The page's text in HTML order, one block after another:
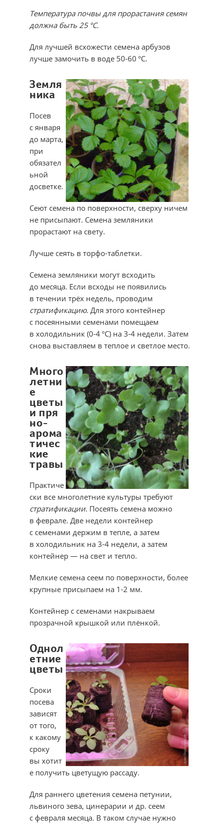
Температура почвы для прорастания семян
должна быть 25°С.
Для лучшей всхожести семена арбузов
лучше замочить в воде 50-60 °С.
Земля
ника
Посев
с января
до марта,
при
обязател
ьной
досветке.
Сеют семена по поверхности, сверху ничем
не присыпают. Семена земляники
прорастают на свету.
Лучше сеять в торфо-таблетки.
Семена земляники могут всходить
до месяца. Если всходы не появились
в течении трёх недель, проводим
стратификацию. Для этого контейнер
с посеянными семенами помещаем
в холодильник (0-4 °С) на 3-4 недели. Затем
снова выставляем в теплое и светлое место.
Много
летни
е
цветы
и пря
но-
арома
тичес
кие
травы
Практиче
ски все многолетние культуры требуют
стратификации. Посеять семена можно
в феврале. Две недели контейнер
с семенами держим в тепле, а затем
в холодильник на 3-4 недели, а затем
контейнер — на свет и тепло.
Мелкие семена сеем по поверхности, более
крупные присыпаем на 1-2 мм.
Контейнер с семенами накрываем
прозрачной крышкой или плёнкой.
Однол
етние
цветы
Сроки
посева
зависят
от того,
к какому
сроку
вы хотит
е получить цветущую рассаду.
Для раннего цветения семена петунии,
львиного зева, цинерарии и др. сеем
с февраля месяца. В таком случае нужно